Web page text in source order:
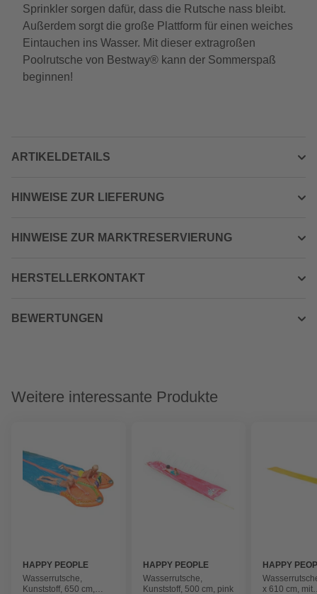
Sprinkler sorgen dafür, dass die Rutsche nass bleibt.
Außerdem sorgt die große Plattform für einen weiches
Eintauchen ins Wasser. Mit dieser extragroßen
Poolrutsche von Bestway® kann der Sommerspaß
beginnen!
ARTIKELDETAILS
HINWEISE ZUR LIEFERUNG
HINWEISE ZUR MARKTRESERVIERUNG
HERSTELLERKONTAKT
BEWERTUNGEN
Weitere interessante Produkte
HAPPY PEOPLE
Wasserrutsche,
Kunststoff, 650 cm,
HAPPY PEOPLE
Wasserrutsche,
Kunststoff, 500 cm, pink
HAPPY
x 610 cm, mit